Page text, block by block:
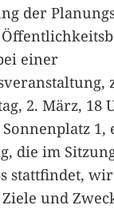
der
einer
2. März, 18
die im
stattfindet,
und